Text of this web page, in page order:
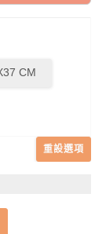
CM
重設選項